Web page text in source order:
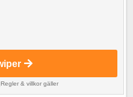
Regler & villkor gäller